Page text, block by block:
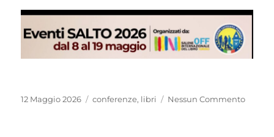
Pubblicato
12 Maggio 2026 Categorie
conferenze, libri Nessun Commento